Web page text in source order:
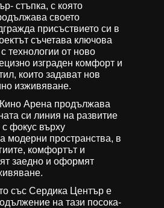
стъпка, с която
своето
присъствието си в
съчетава ключова
технологии от ново
изграден комфорт и
които задават нов
изживяване.
Арена продължава
си линия на развитие
фокус върху
модерни пространства, в
комфортът и
заедно и оформят
със Сердика Център е
на тази посока-